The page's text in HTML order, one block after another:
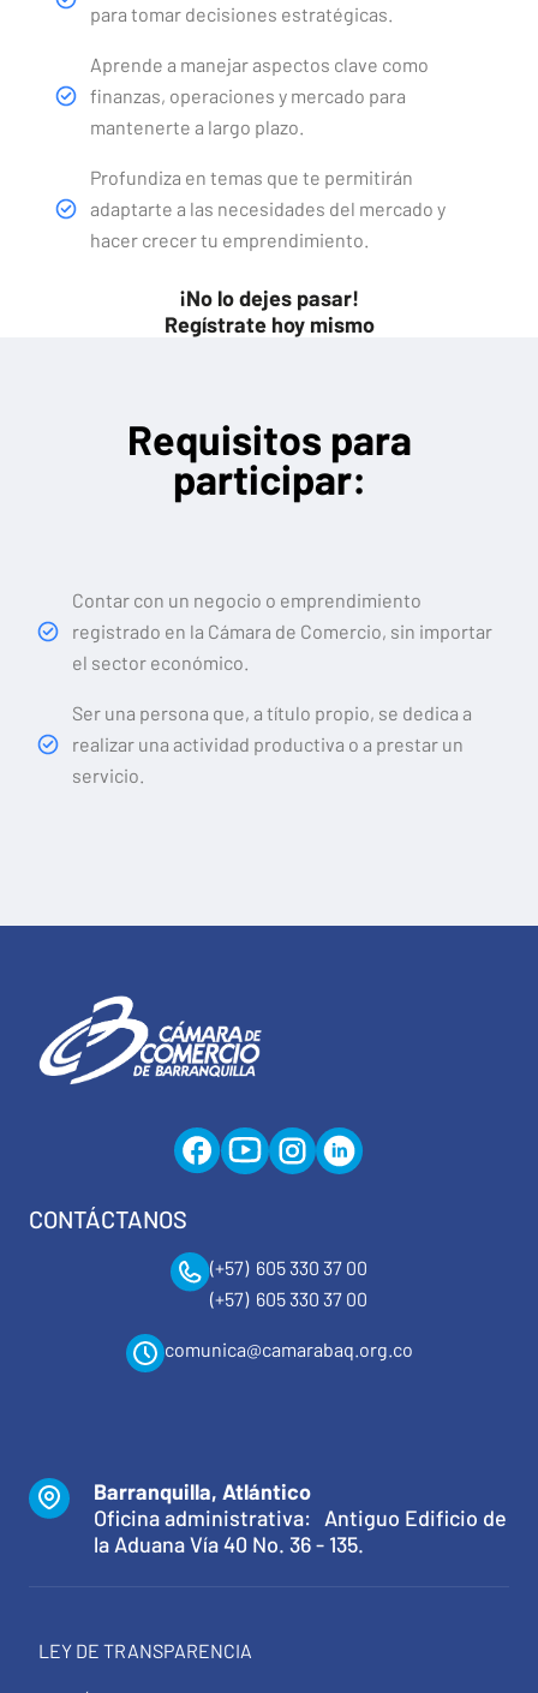
para tomar decisiones estratégicas.
Aprende a manejar aspectos clave como
finanzas, operaciones y mercado para
mantenerte a largo plazo.
Profundiza en temas que te permitirán
adaptarte a las necesidades del mercado y
hacer crecer tu emprendimiento.
¡No lo dejes pasar!
Regístrate hoy mismo
Requisitos para
participar:
Contar con un negocio o emprendimiento
registrado en la Cámara de Comercio, sin importar
el sector económico.
Ser una persona que, a título propio, se dedica a
realizar una actividad productiva o a prestar un
servicio.
CONTÁCTANOS
(+57) 605 330 37 00
(+57) 605 330 37 00
comunica@camarabaq.org.co
Barranquilla, Atlántico
Oficina administrativa: Antiguo Edificio de
la Aduana Vía 40 No. 36 - 135.
LEY DE TRANSPARENCIA